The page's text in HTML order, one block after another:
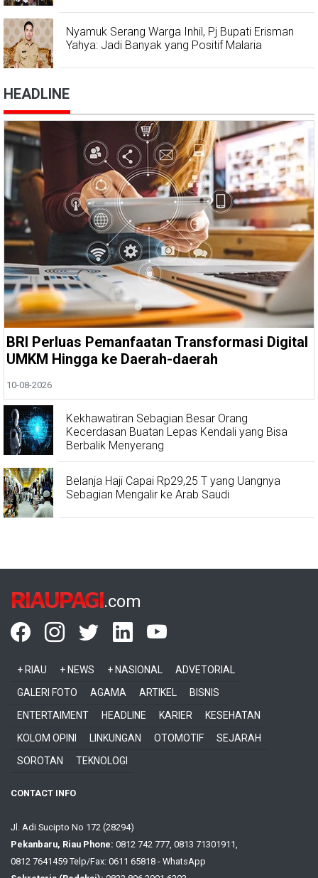
Nyamuk Serang Warga Inhil, Pj Bupati Erisman
Yahya: Jadi Banyak yang Positif Malaria
HEADLINE
BRI Perluas Pemanfaatan Transformasi Digital
UMKM Hingga ke Daerah-daerah
10-08-2026
Kekhawatiran Sebagian Besar Orang
Kecerdasan Buatan Lepas Kendali yang Bisa
Berbalik Menyerang
Belanja Haji Capai Rp29,25 T yang Uangnya
Sebagian Mengalir ke Arab Saudi
RIAUPAGI.com
+ RIAU + NEWS + NASIONAL
ADVETORIAL
GALERI FOTO
AGAMA ARTIKEL
BISNIS
ENTERTAIMENT
HEADLINE KARIER
KESEHATAN
KOLOM OPINI
LINKUNGAN OTOMOTIF
SEJARAH
SOROTAN
TEKNOLOGI
CONTACT INFO
Jl. Adi Sucipto No 172 (28294)
Pekanbaru, Riau Phone: 0812 742 777, 0813 71301911,
0812 7641459 Telp/Fax: 0611 65818 - WhatsApp